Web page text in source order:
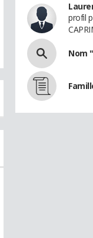
profil
Nom